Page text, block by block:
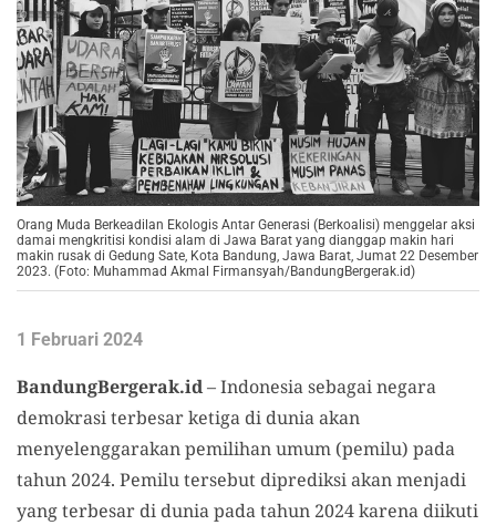
Orang Muda Berkeadilan Ekologis Antar Generasi (Berkoalisi) menggelar aksi
damai mengkritisi kondisi alam di Jawa Barat yang dianggap makin hari
makin rusak di Gedung Sate, Kota Bandung, Jawa Barat, Jumat 22 Desember
2023. (Foto: Muhammad Akmal Firmansyah/BandungBergerak.id)
1 Februari 2024
BandungBergerak.id– Indonesia sebagai negara
demokrasi terbesar ketiga di dunia akan
menyelenggarakan pemilihan umum (pemilu) pada
tahun 2024. Pemilu tersebut diprediksi akan menjadi
yang terbesar di dunia pada tahun 2024 karena diikuti